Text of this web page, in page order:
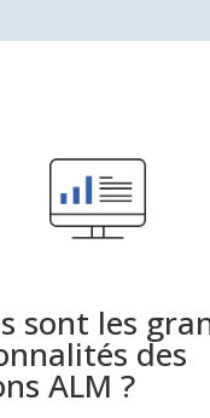
sont les
des
ALM ?